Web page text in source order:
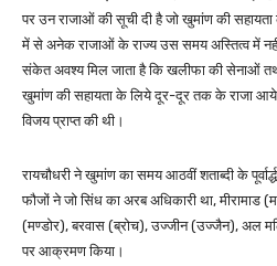
पर उन राजाओं की सूची दी है जो खुमांण की
में से अनेक राजाओं के राज्य उस समय अस्तित्व में
संकेत अवश्य मिल जाता है कि खलीफा की सेनाओं
खुमांण की सहायता के लिये दूर-दूर तक के राजा
विजय प्राप्त की थी।
रायचौधरी ने खुमांण का समय आठवीं शताब्दी के
फौजों ने जो सिंध का अरब अधिकारी था, मीरामाड
(मण्डोर), बरवास (ब्रोच), उज्जीन (उज्जैन), अल
पर आक्रमण किया।